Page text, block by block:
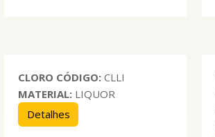
CLORO CÓDIGO:CLLI
MATERIAL: LIQUOR
Detalhes